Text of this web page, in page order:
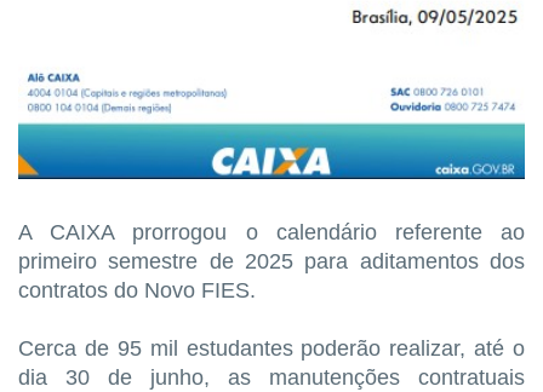
A CAIXA prorrogou o calendário referente ao
primeiro semestre de 2025 para aditamentos dos
contratos do Novo FIES.
Cerca de 95 mil estudantes poderão realizar, até o
dia 30 de junho, as manutenções contratuais